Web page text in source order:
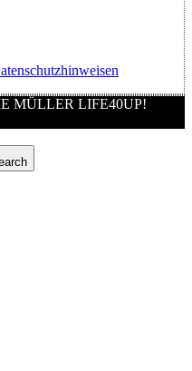
MÜLLER LIFE40UP!